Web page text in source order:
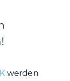
werden